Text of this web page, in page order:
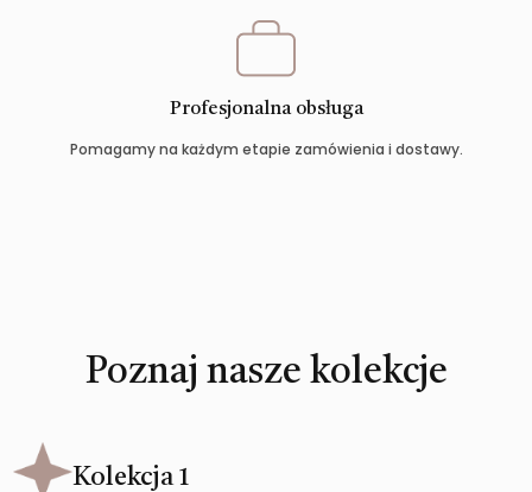
Profesjonalna obsługa
Pomagamy na każdym etapie zamówienia i dostawy.
Poznaj nasze kolekcje
Kolekcja 1